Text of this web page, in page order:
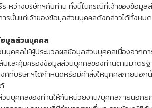
หว่างบริษัทฯกับท่าน ทั้งนี้ในกรณีที่เจ้าของข้อมูล
ารนั้นแก่เจ้าของข้อมูลส่วนบุคคลดังกล่าวได้ทั้งหม
อมูลส่วนบุคคล
นบุคคลให้ผู้ประมวลผลข้อมูลส่วนบุคคลเนื่องจาก
และคุ้มครองข้อมูลส่วนบุคคลของท่านตามมาตร
งค์ที่บริษัทฯได้กำหนดหรือมีคำสั่งให้บุคคลภายนอ
วนบุคคลของท่านให้กับหน่วยงาน/บุคคลภายนอก